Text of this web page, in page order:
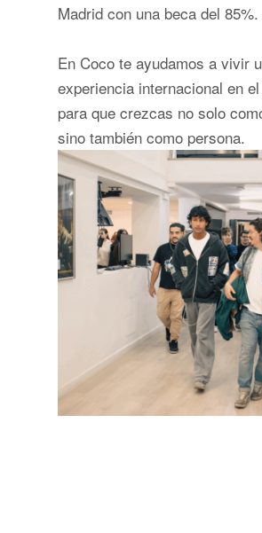
Madrid con una beca del 85%.
En Coco te ayudamos a vivir
experiencia internacional en
para que crezcas no solo
sino también como persona.